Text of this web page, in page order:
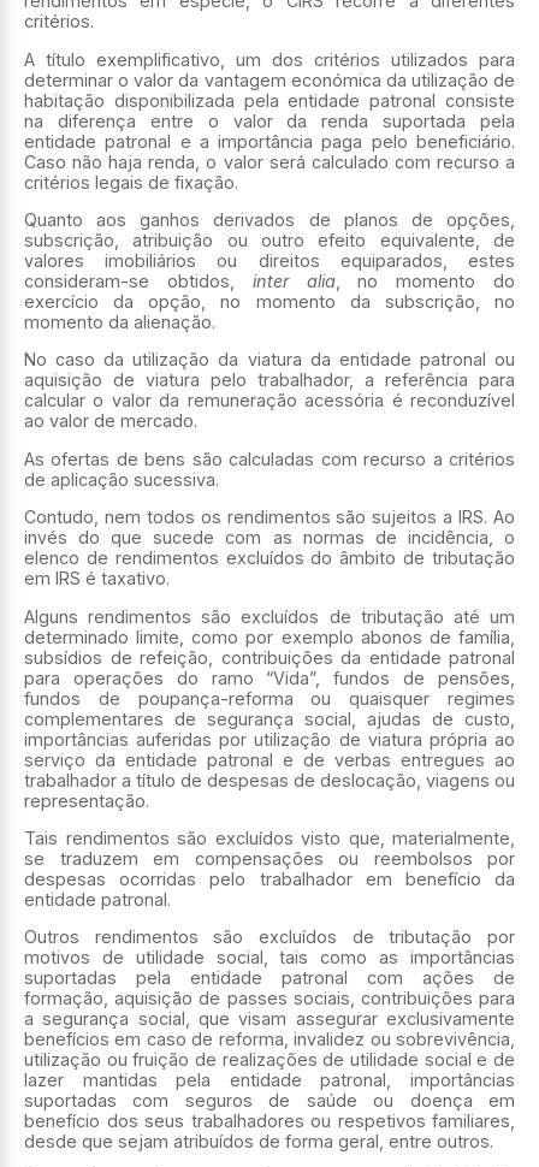
critérios.
A título exemplificativo, um dos critérios utilizados para
determinar o valor da vantagem económica da utilização de
habitação disponibilizada pela entidade patronal consiste
na diferença entre o valor da renda suportada pela
entidade patronal e a importância paga pelo beneficiário.
Caso não haja renda, o valor será calculado com recurso a
critérios legais de fixação.
Quanto aos ganhos derivados de planos de opções,
subscrição, atribuição ou outro efeito equivalente, de
valores imobiliários ou direitos equiparados, estes
consideram-se obtidos, inter alia, no momento do
exercício da opção, no momento da subscrição, no
momento da alienação.
No caso da utilização da viatura da entidade patronal ou
aquisição de viatura pelo trabalhador, a referência para
calcular o valor da remuneração acessória é reconduzível
ao valor de mercado.
As ofertas de bens são calculadas com recurso a critérios
de aplicação sucessiva.
Contudo, nem todos os rendimentos são sujeitos a IRS. Ao
invés do que sucede com as normas de incidência, o
elenco de rendimentos excluídos do âmbito de tributação
em IRS é taxativo.
Alguns rendimentos são excluídos de tributação até um
determinado limite, como por exemplo abonos de família,
subsídios de refeição, contribuições da entidade patronal
para operações do ramo “Vida”, fundos de pensões,
fundos de poupança-reforma ou quaisquer regimes
complementares de segurança social, ajudas de custo,
importâncias auferidas por utilização de viatura própria ao
serviço da entidade patronal e de verbas entregues ao
trabalhador a título de despesas de deslocação, viagens ou
representação.
Tais rendimentos são excluídos visto que, materialmente,
se traduzem em compensações ou reembolsos por
despesas ocorridas pelo trabalhador em benefício da
entidade patronal.
Outros rendimentos são excluídos de tributação por
motivos de utilidade social, tais como as importâncias
suportadas pela entidade patronal com ações de
formação, aquisição de passes sociais, contribuições para
a segurança social, que visam assegurar exclusivamente
benefícios em caso de reforma, invalidez ou sobrevivência,
utilização ou fruição de realizações de utilidade social e de
lazer mantidas pela entidade patronal, importâncias
suportadas com seguros de saúde ou doença em
benefício dos seus trabalhadores ou respetivos familiares,
desde que sejam atribuídos de forma geral, entre outros.